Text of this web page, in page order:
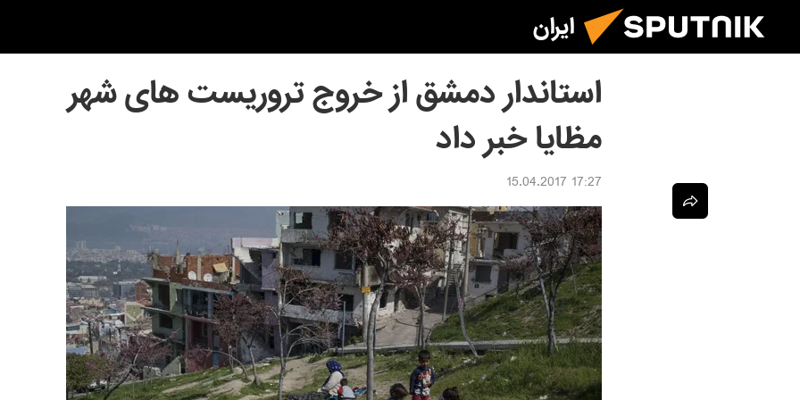
ایران
استاندار دمشق از خروج تروریست های شهر
مظایا خبر داد
17:27 15.04.2017